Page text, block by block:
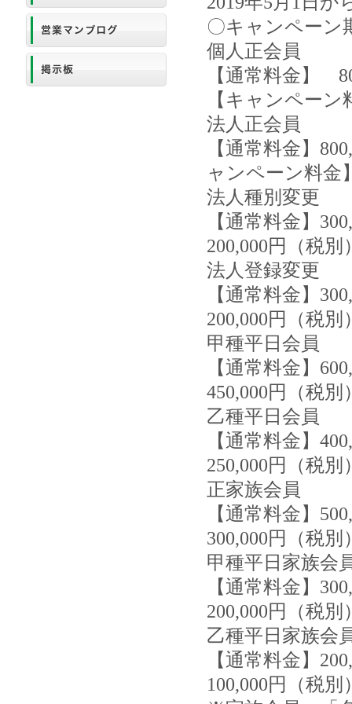
〇キャンペーン
個人正会員
【通常料金】
【キャンペー
法人正会員
【通常料金】
ャンペーン料金
法人種別変更
【通常料金】
200,000円（税別
法人登録変更
【通常料金】
200,000円（税別
甲種平日会員
【通常料金】
450,000円（税別
乙種平日会員
【通常料金】
250,000円（税別
正家族会員
【通常料金】
300,000円（税別
甲種平日家族会
【通常料金】
200,000円（税別
乙種平日家族会
【通常料金】
100,000円（税別